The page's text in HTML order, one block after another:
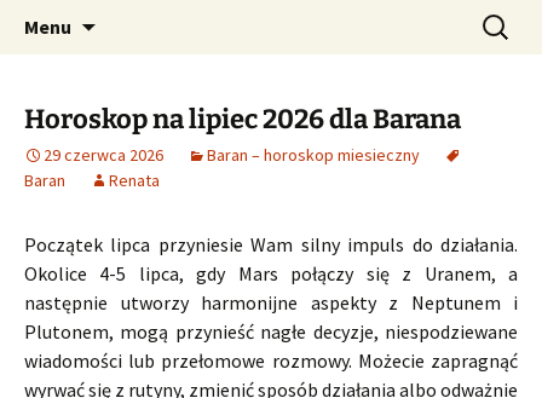
CzaroMarowy horoskop
dzienny, miesięczny i
tygodniowy
Profesjonalne przepowiednie astrologiczne
Menu Szukaj:
Horoskop na lipiec 2026 dla Barana
29 czerwca 2026
Baran – horoskop miesieczny
Baran
Renata
Początek lipca przyniesie Wam silny impuls do działania.
Okolice 4-5 lipca, gdy Mars połączy się z Uranem, a
następnie utworzy harmonijne aspekty z Neptunem i
Plutonem, mogą przynieść nagłe decyzje, niespodziewane
wiadomości lub przełomowe rozmowy. Możecie zapragnąć
wyrwać się z rutyny, zmienić sposób działania albo odważnie